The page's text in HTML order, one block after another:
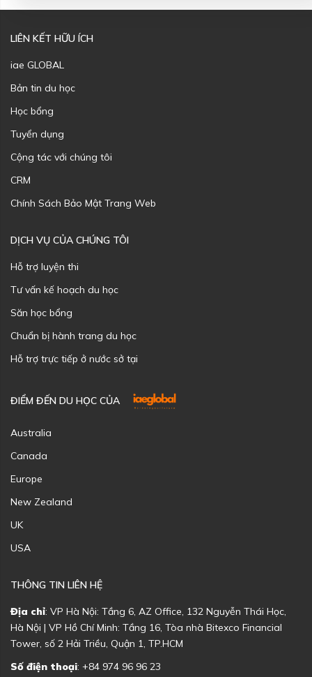
LIÊN KẾT HỮU ÍCH
iae GLOBAL
Bản tin du học
Học bổng
Tuyển dụng
Cộng tác với chúng tôi
CRM
Chính Sách Bảo Mật Trang Web
DỊCH VỤ CỦA CHÚNG TÔI
Hỗ trợ luyện thi
Tư vấn kế hoạch du học
Săn học bổng
Chuẩn bị hành trang du học
Hỗ trợ trực tiếp ở nước sở tại
ĐIỂM ĐẾN DU HỌC CỦA
Australia
Canada
Europe
New Zealand
UK
USA
THÔNG TIN LIÊN HỆ
Địa chỉ: VP Hà Nội: Tầng 6, AZ Office, 132 Nguyễn Thái Học,
Hà Nội | VP Hồ Chí Minh: Tầng 16, Tòa nhà Bitexco Financial
Tower, số 2 Hải Triều, Quận 1, TP.HCM
Số điện thoại: +84 974 96 96 23